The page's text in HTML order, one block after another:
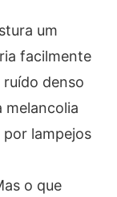
um
facilmente
denso
melancolia
lampejos
o que